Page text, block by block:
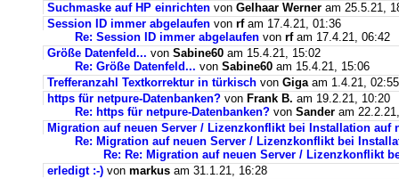
Suchmaske auf HP einrichten von Gelhaar Werner am 25.5.21,
Session ID immer abgelaufen von rfam 17.4.21, 01:36
Re: Session ID immer abgelaufen von rfam 17.4.21, 06:42
Größe Datenfeld... von Sabine60 am 15.4.21, 15:02
Re: Größe Datenfeld... von Sabine60 am 15.4.21, 15:06
Trefferanzahl Textkorrektur in türkisch von Gigaam 1.4.21, 02:55
https für netpure-Datenbanken? von Frank B. am 19.2.21, 10:20
Re: https für netpure-Datenbanken? von Sander am
Migration auf neuen Server / Lizenzkonflikt bei Installation auf
Re: Migration auf neuen Server / Lizenzkonflikt bei
Re: Re: Migration auf neuen Server / Lizenzkonflikt
erledigt :-) von markus am 31.1.21, 16:28